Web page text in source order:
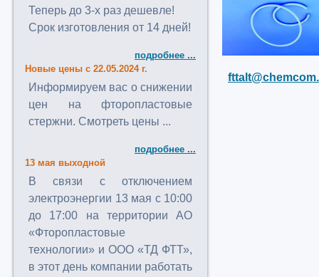
Теперь до 3-х раз дешевле!
Срок изготовления от 14 дней!
подробнее ...
Новые цены с 22.05.2024 г.
Информируем вас о снижении
цен на фторопластовые
стержни. Смотреть цены ...
подробнее ...
13 мая выходной
В связи с отключением
электроэнергии 13 мая с 10:00
до 17:00 на территории АО
«Фторопластовые
технологии» и ООО «ТД ФТТ»,
в этот день компании работать